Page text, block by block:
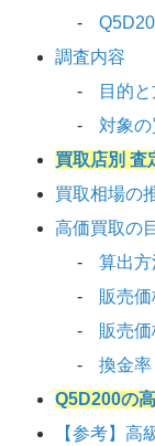
調査内容
目的
対象
買取店別 査
買取相場の
高価買取の
算出方
販売価
販売価
換金率
Q5D200の
【参考】高